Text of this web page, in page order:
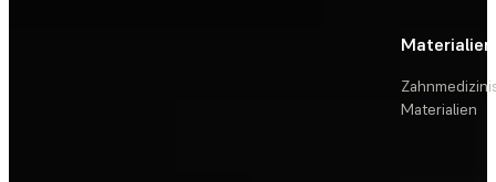
Materialien
Materialien